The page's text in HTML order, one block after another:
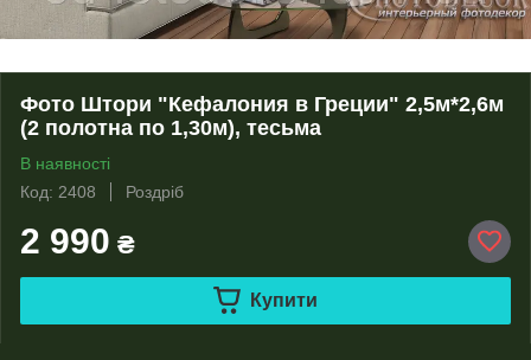
Фото Штори "Кефалония в Греции" 2,5м*2,6м
(2 полотна по 1,30м), тесьма
В наявності
Код: 2408
Роздріб
2 990 ₴
Купити